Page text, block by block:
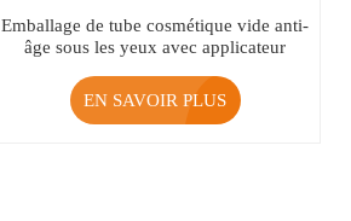
Emballage de tube cosmétique vide anti-
âge sous les yeux avec applicateur
EN SAVOIR PLUS